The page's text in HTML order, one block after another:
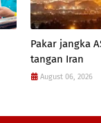
Pakar jangka
tangan Iran
August 06, 2026